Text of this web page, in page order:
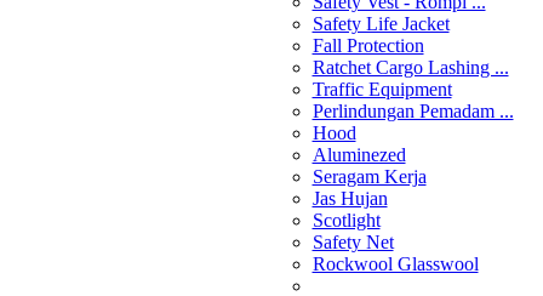
Safety Life Jacket
Fall Protection
Ratchet Cargo Lashing ...
Traffic Equipment
Perlindungan Pemadam ...
Hood
Aluminezed
Seragam Kerja
Jas Hujan
Scotlight
Safety Net
Rockwool Glasswool